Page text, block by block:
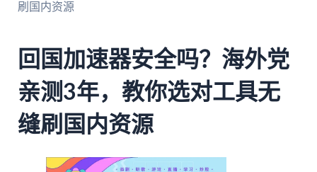
刷国内资源
回国加速器安全吗？海外党
亲测3年，教你选对工具无
缝刷国内资源